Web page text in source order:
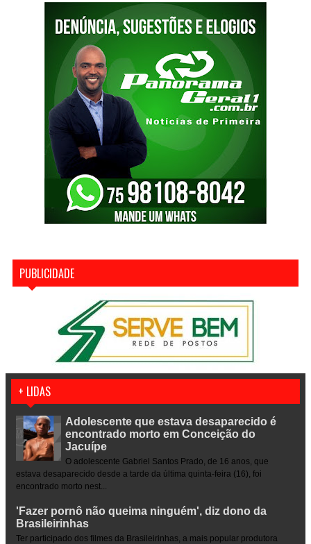
PUBLICIDADE
+ LIDAS
Adolescente que estava desaparecido é
encontrado morto em Conceição do
Jacuípe
O adolescente Gabriel Santos Prado, de 16 anos, que
estava desaparecido desde a tarde da última quinta-feira (16), foi
encontrado morto nest...
'Fazer pornô não queima ninguém', diz dono da
Brasileirinhas
Ter participado dos filmes da Brasileirinhas, a mais popular produtora